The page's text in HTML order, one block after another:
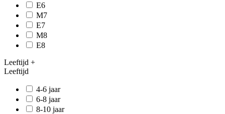
E6
M7
E7
M8
E8
Leeftijd +
Leeftijd
4-6 jaar
6-8 jaar
8-10 jaar